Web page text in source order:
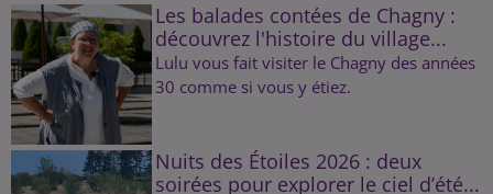
Les balades contées de Chagny :
découvrez l'histoire du village...
Lulu vous fait visiter le Chagny des années
30 comme si vous y étiez.
Nuits des Étoiles 2026 : deux
soirées pour explorer le ciel d’été...